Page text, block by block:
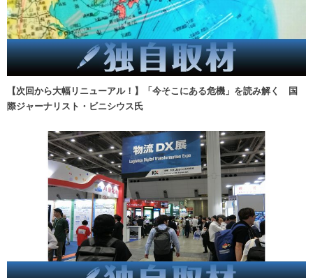
【次回から大幅リニューアル！】「今そこにある危機」を読み解く 国
際ジャーナリスト・ビニシウス氏